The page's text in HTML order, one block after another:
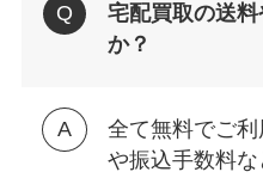
宅配買取の送
か？
全て無料でご
や振込手数料